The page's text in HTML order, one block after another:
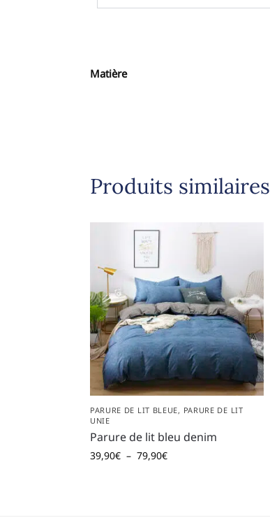
Matière
Produits similaires
PARURE DE LIT BLEUE, PARURE DE LIT
UNIE
Parure de lit bleu denim
39,90€ – 79,90€